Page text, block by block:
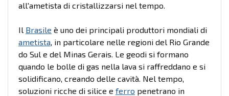
all'ametista di cristallizzarsi nel tempo.
Il Brasile è uno dei principali produttori mondiali di
ametista, in particolare nelle regioni del Rio Grande
do Sul e del Minas Gerais. Le geodi si formano
quando le bolle di gas nella lava si raffreddano e si
solidificano, creando delle cavità. Nel tempo,
soluzioni ricche di silice e ferro penetrano in